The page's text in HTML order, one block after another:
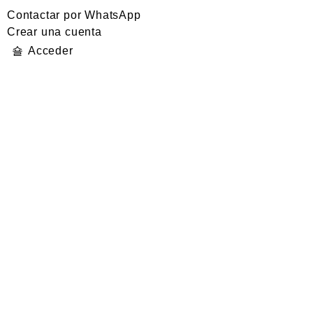
Contactar por WhatsApp
Crear una cuenta
Acceder